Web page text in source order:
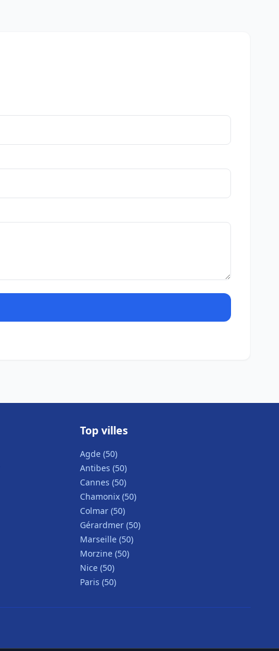
Top villes
Agde (50)
Antibes (50)
Cannes (50)
Chamonix (50)
Colmar (50)
Gérardmer (50)
Marseille (50)
Morzine (50)
Nice (50)
Paris (50)